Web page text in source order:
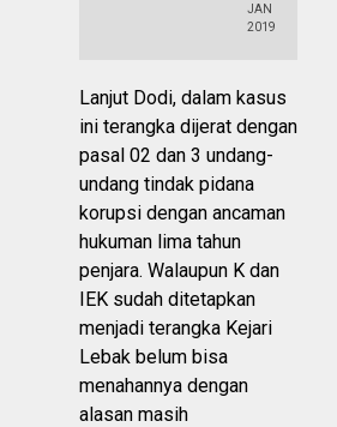
JAN
2019
Lanjut Dodi, dalam kasus
ini terangka dijerat dengan
pasal 02 dan 3 undang-
undang tindak pidana
korupsi dengan ancaman
hukuman lima tahun
penjara. Walaupun K dan
IEK sudah ditetapkan
menjadi terangka Kejari
Lebak belum bisa
menahannya dengan
alasan masih